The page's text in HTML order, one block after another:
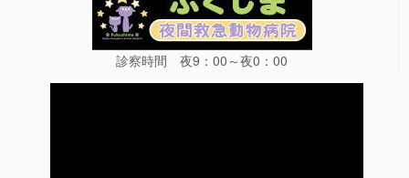
診察時間 夜9：00～夜0：00